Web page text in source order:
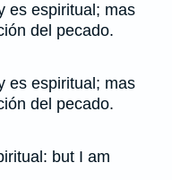
es espiritual; mas
del pecado.
es espiritual; mas
del pecado.
but I am